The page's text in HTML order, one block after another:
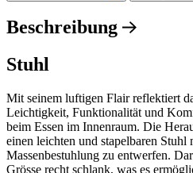
Beschreibung
Stuhl
Mit seinem luftigen Flair reflektiert
Leichtigkeit, Funktionalität und
beim Essen im Innenraum. Die
einen leichten und stapelbaren
Massenbestuhlung zu entwerfen.
Grösse recht schlank, was es